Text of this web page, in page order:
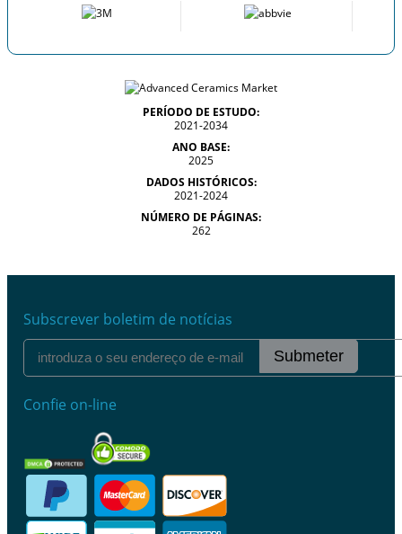
PERÍODO DE ESTUDO:
2021-2034
ANO BASE:
2025
DADOS HISTÓRICOS:
2021-2024
NÚMERO DE PÁGINAS:
262
Subscrever boletim de notícias
Submeter
Confie on-line